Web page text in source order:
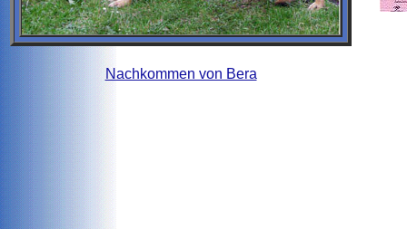
Nachkommen von Bera